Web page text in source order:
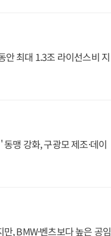
안 최대 1.3조 라이선스비 지
맹 강화, 구광모 제조·데이
, BMW·벤츠보다 높은 공임